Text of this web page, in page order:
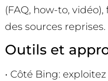
(FAQ, how-to,
des sources reprises.
Outils et
• Côté Bing: